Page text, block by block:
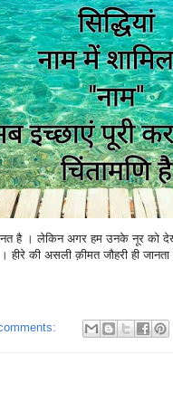
। लेकिन अगर हम उनके नूर को देख
।हीरे की असली क़ीमत जौहरी ही